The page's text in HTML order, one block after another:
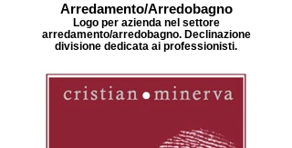
Arredamento/Arredobagno
Logo per azienda nel settore
arredamento/arredobagno. Declinazione
divisione dedicata ai professionisti.